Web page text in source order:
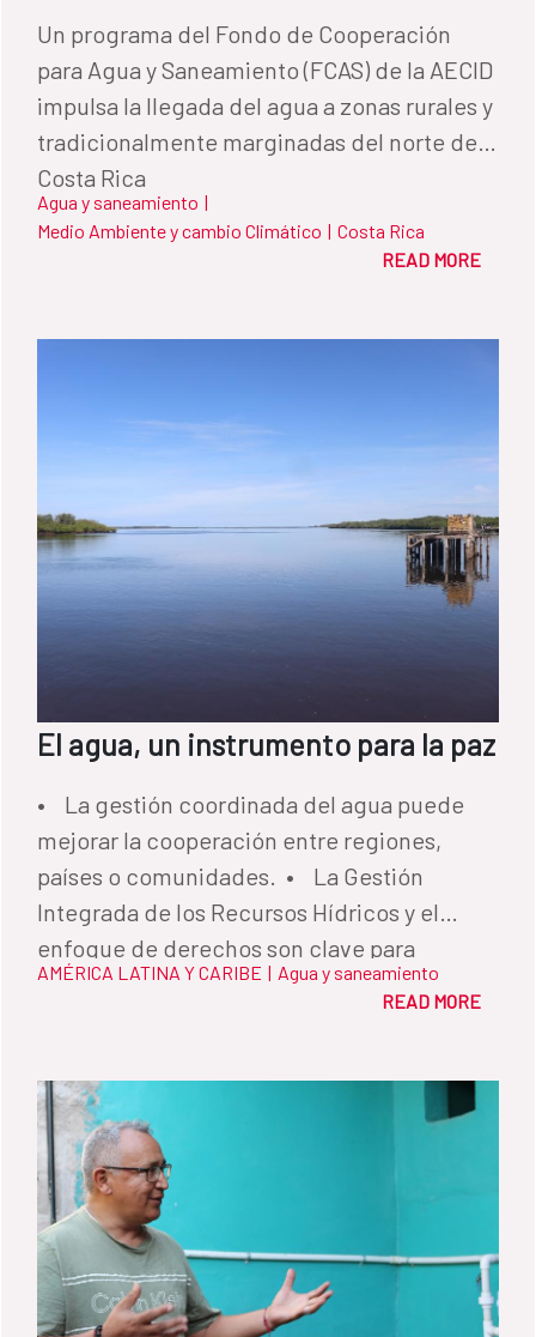
Un programa del Fondo de Cooperación
para Agua y Saneamiento (FCAS) de la AECID
impulsa la llegada del agua a zonas rurales y
tradicionalmente marginadas del norte de
Costa Rica
Agua y saneamiento |
Medio Ambiente y cambio Climático | Costa Rica
READ MORE
El agua, un instrumento para la paz
• La gestión coordinada del agua puede
mejorar la cooperación entre regiones,
países o comunidades. • La Gestión
Integrada de los Recursos Hídricos y el
enfoque de derechos son clave para
promover sociedades más inclusivas,
AMÉRICA LATINA Y CARIBE | Agua y saneamiento
READ MORE